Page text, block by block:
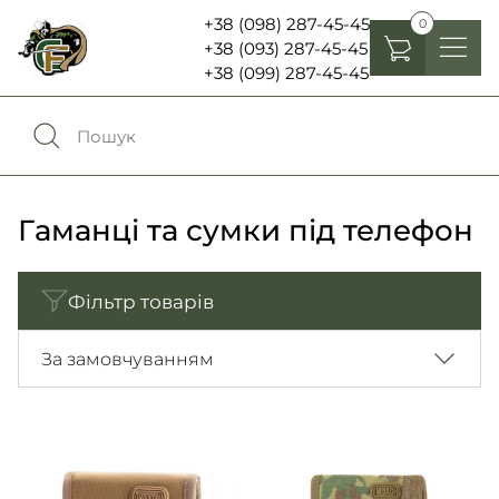
+38 (098) 287-45-45
+38 (093) 287-45-45
+38 (099) 287-45-45
0
Обране0
Увійти
Аксесуари
Ліхтарі , біноклі та елементи живлення
Гаманці та сумки під телефон
Фільтр товарів
За замовчуванням